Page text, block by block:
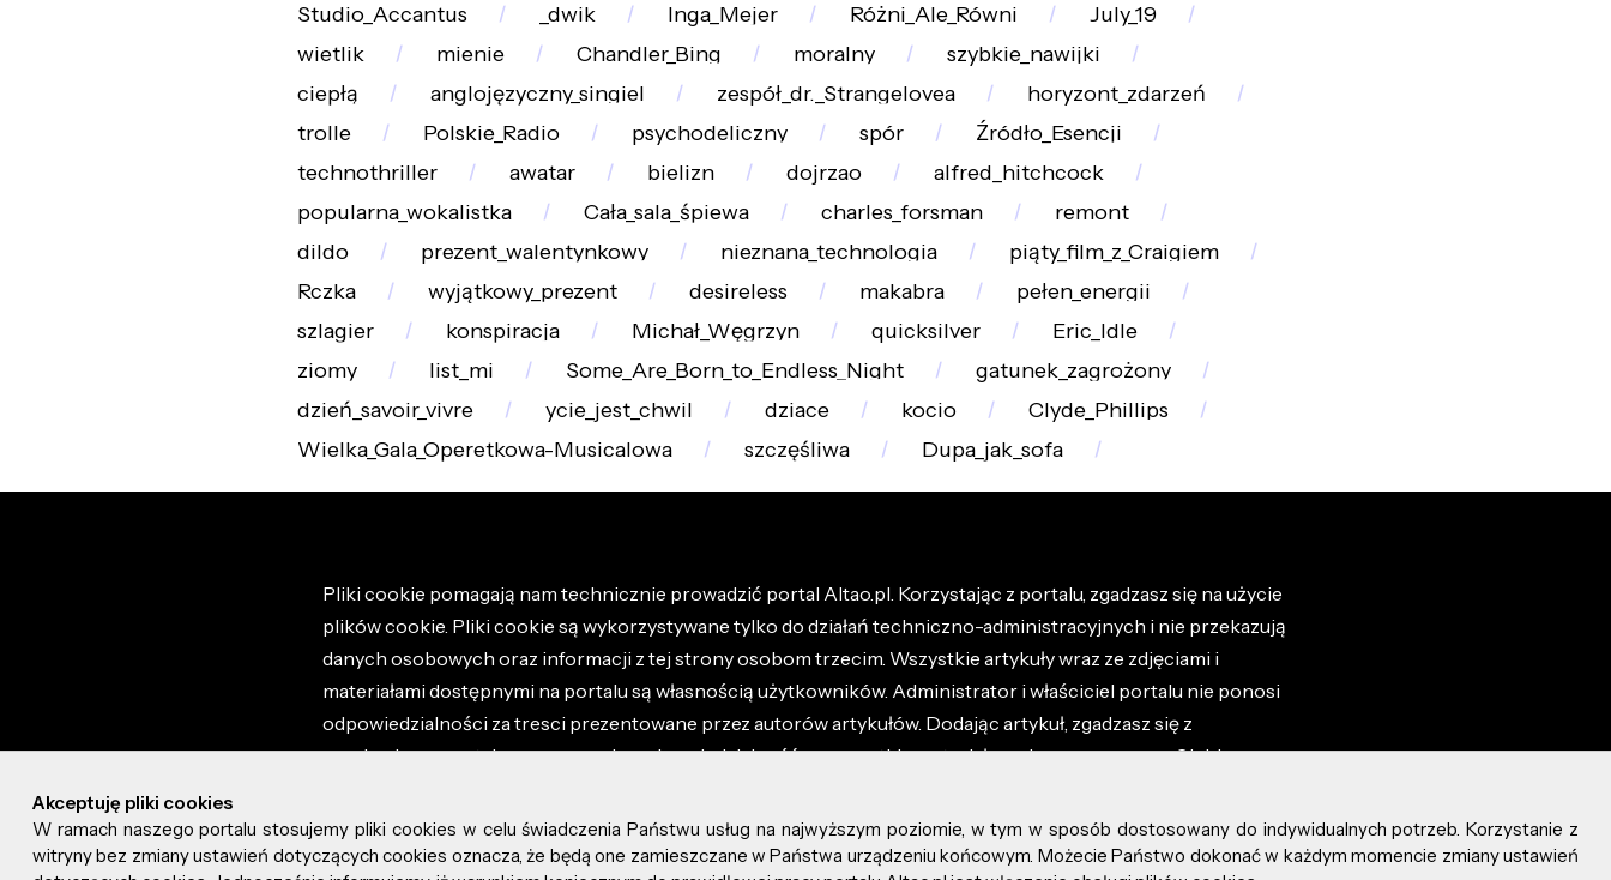
Studio_Accantus
_dwik Inga_Mejer Różni_Ale_Równi
July_19
wietlik
mienie Chandler_Bing moralny
szybkie_nawijki
ciepłą
anglojęzyczny_singiel zespół_dr._Strangelovea
horyzont_zdarzeń
trolle
Polskie_Radio psychodeliczny spór
Źródło_Esencji
technothriller
awatar bielizn dojrzao
alfred_hitchcock
popularna_wokalistka
Cała_sala_śpiewa charles_forsman
remont
dildo
prezent_walentynkowy nieznana_technologia
piąty_film_z_Craigiem
Rczka
wyjątkowy_prezent desireless makabra
pełen_energii
szlagier
konspiracja Michał_Węgrzyn quicksilver
Eric_Idle
ziomy
list_mi Some_Are_Born_to_Endless_Night
gatunek_zagrożony
dzień_savoir_vivre
ycie_jest_chwil dziace kocio
Clyde_Phillips
Wielka_Gala_Operetkowa-Musicalowa
szczęśliwa Dupa_jak_sofa
Pliki cookie pomagają nam technicznie prowadzić portal Altao.pl. Korzystając z portalu, zgadzasz się na użycie
plików cookie. Pliki cookie są wykorzystywane tylko do działań techniczno-administracyjnych i nie przekazują
danych osobowych oraz informacji z tej strony osobom trzecim. Wszystkie artykuły wraz ze zdjęciami i
materiałami dostępnymi na portalu są własnością użytkowników. Administrator i właściciel portalu nie ponosi
odpowiedzialności za tresci prezentowane przez autorów artykułów. Dodając artykuł, zgadzasz się z
regulaminem portalu oraz ponosisz odpowiedzialność za wszystkie materiały umieszczone przez Ciebie na
© 2026 altao.pl. Wszystkie prawa zastrzeżone.
Akceptuję pliki cookies
W ramach naszego portalu stosujemy pliki cookies w celu świadczenia Państwu usług na najwyższym poziomie, w tym w sposób dostosowany do indywidualnych potrzeb. Korzystanie z
witryny bez zmiany ustawień dotyczących cookies oznacza, że będą one zamieszczane w Państwa urządzeniu końcowym. Możecie Państwo dokonać w każdym momencie zmiany ustawień